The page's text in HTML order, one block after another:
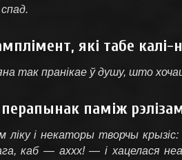
які табе калі-
так пранікае ў душу, што
паміж
і некаторы творчы крызіс:
каб — аххх! — і хацелася